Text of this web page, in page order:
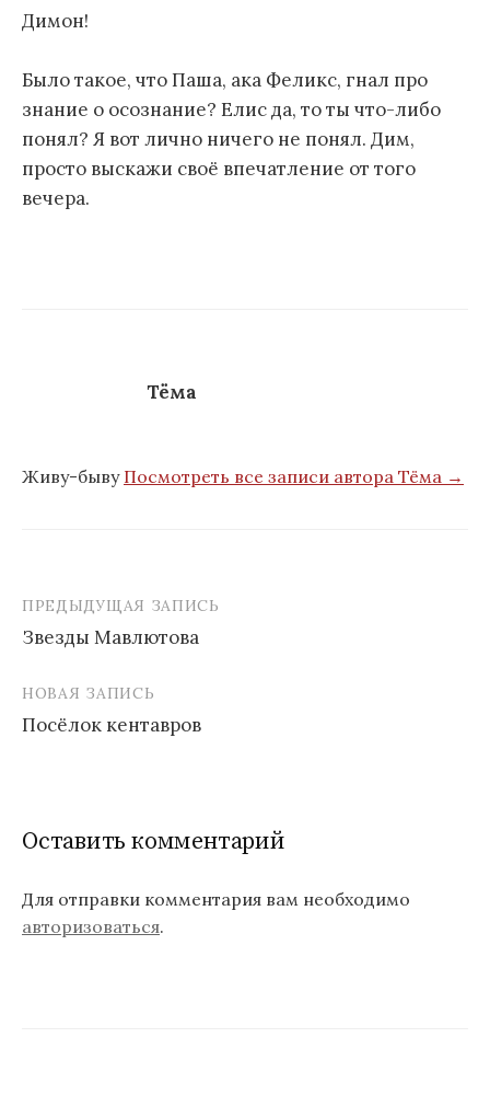
м
Димон!
Было такое, что Паша, ака Феликс, гнал про
знание о осознание? Елис да, то ты что-либо
понял? Я вот лично ничего не понял. Дим,
просто выскажи своё впечатление от того
вечера.
Тёма
Живу-быву Посмотреть все записи автора Тёма →
а
г
ц
и
ПРЕДЫДУЩАЯ ЗАПИСЬ
Звезды Мавлютова
НОВАЯ ЗАПИСЬ
Посёлок кентавров
Оставить комментарий
Для отправки комментария вам необходимо
авторизоваться.